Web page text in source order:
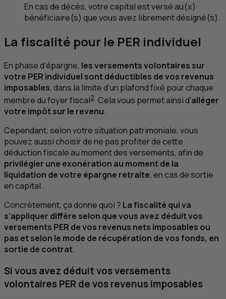
En cas de décès, votre capital est versé au(x)
bénéficiaire(s) que vous avez librement désigné(s).
La fiscalité pour le PER individuel
En phase d’épargne, les versements volontaires sur
votre PER individuel sont déductibles de vos revenus
imposables, dans la limite d’un plafond fixé pour chaque
membre du foyer fiscal2. Cela vous permet ainsi d’alléger
votre impôt sur le revenu.
Cependant, selon votre situation patrimoniale, vous
pouvez aussi choisir de ne pas profiter de cette
déduction fiscale au moment des versements, afin de
privilégier une exonération au moment de la
liquidation de votre épargne retraite, en cas de sortie
en capital.
Concrètement, ça donne quoi ? La fiscalité qui va
s’appliquer diffère selon que vous avez déduit vos
versements PER de vos revenus nets imposables ou
pas et selon le mode de récupération de vos fonds, en
sortie de contrat.
Si vous avez déduit vos versements
volontairesPER de vos revenus imposables